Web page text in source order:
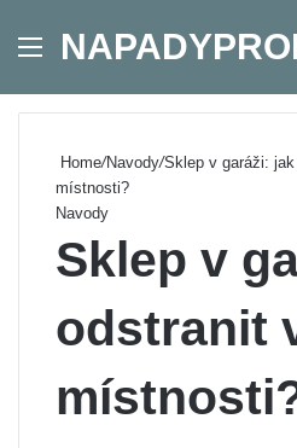
Menu
Home/Navody/Sklep v garáži:
místnosti?
Navody
Sklep v
odstranit